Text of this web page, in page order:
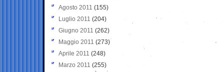
Agosto 2011 (155)
Luglio 2011 (204)
Giugno 2011 (262)
Maggio 2011 (273)
Aprile 2011 (248)
Marzo 2011 (255)